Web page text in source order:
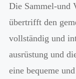
Die Sammel-und
übertrifft den
vollständig und
ausrüstung und
eine bequeme